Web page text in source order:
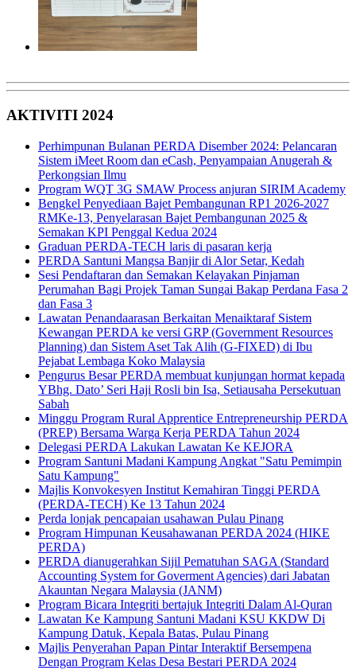
AKTIVITI 2024
Perhimpunan Bulanan PERDA Disember 2024: Pelancaran
Sistem iMeet Room dan eCash, Penyampaian Anugerah &
Perkongsian Ilmu
Program WQT 3G SMAW Process anjuran SIRIM Academy
Bengkel Penyediaan Bajet Pembangunan RP1 2026-2027
RMKe-13, Penyelarasan Bajet Pembangunan 2025 &
Semakan KPI Penggal Kedua 2024
Graduan PERDA-TECH laris di pasaran kerja
PERDA Santuni Mangsa Banjir di Alor Setar, Kedah
Sesi Pendaftaran dan Semakan Kelayakan Pinjaman
Perumahan Bagi Projek Taman Sungai Bakap Perdana Fasa 2
dan Fasa 3
Lawatan Penandaarasan Berkaitan Menaiktaraf Sistem
Kewangan PERDA ke versi GRP (Government Resources
Planning) dan Sistem Aset Tak Alih (G-FIXED) di Ibu
Pejabat Lembaga Koko Malaysia
Pengurus Besar PERDA membuat kunjungan hormat kepada
YBhg. Dato’ Seri Haji Rosli bin Isa, Setiausaha Persekutuan
Sabah
Minggu Program Rural Apprentice Entrepreneurship PERDA
(PREP) Bersama Warga Kerja PERDA Tahun 2024
Delegasi PERDA Lakukan Lawatan Ke KEJORA
Program Santuni Madani Kampung Angkat "Satu Pemimpin
Satu Kampung"
Majlis Konvokesyen Institut Kemahiran Tinggi PERDA
(PERDA-TECH) Ke 13 Tahun 2024
Perda lonjak pencapaian usahawan Pulau Pinang
Program Himpunan Keusahawanan PERDA 2024 (HIKE
PERDA)
PERDA dianugerahkan Sijil Pematuhan SAGA (Standard
Accounting System for Goverment Agencies) dari Jabatan
Akauntan Negara Malaysia (JANM)
Program Bicara Integriti bertajuk Integriti Dalam Al-Quran
Lawatan Ke Kampung Santuni Madani KSU KKDW Di
Kampung Datuk, Kepala Batas, Pulau Pinang
Majlis Penyerahan Papan Pintar Interaktif Bersempena
Dengan Program Kelas Desa Bestari PERDA 2024